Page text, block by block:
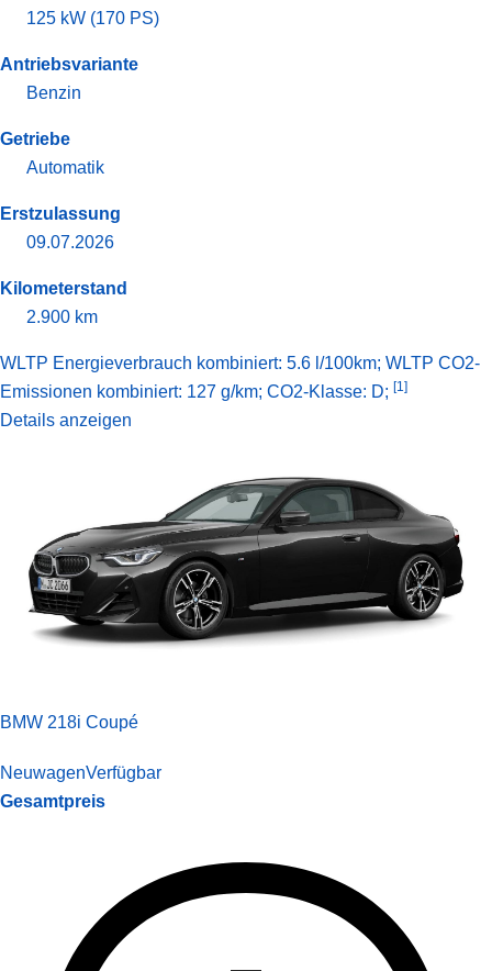
125 kW (170 PS)
Antriebsvariante
Benzin
Getriebe
Automatik
Erstzulassung
09.07.2026
Kilometerstand
2.900 km
WLTP Energieverbrauch kombiniert: 5.6 l/100km; WLTP CO2-
Emissionen kombiniert: 127 g/km; CO2-Klasse: D; [1]
Details anzeigen
BMW 218i Coupé
NeuwagenVerfügbar
Gesamtpreis